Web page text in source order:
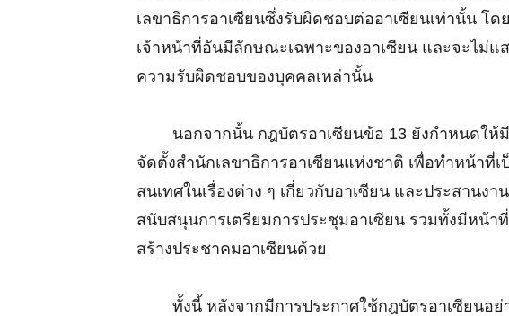
เลขาธิการอาเซียนซึ่งรับผิดชอบต่ออาเซียนเท่านั้น โ
เจ้าหน้าที่อันมีลักษณะเฉพาะของอาเซียน และจะไม่
ความรับผิดชอบของบุคคลเหล่านั้น
นอกจากนั้น กฎบัตรอาเซียนข้อ 13 ยังกำหนดให้มีก
จัดตั้งสำนักเลขาธิการอาเซียนแห่งชาติ เพื่อทำหน้าที่
สนเทศในเรื่องต่าง ๆ เกี่ยวกับอาเซียน และประสาน
สนับสนุนการเตรียมการประชุมอาเซียน รวมทั้งมีหน้
สร้างประชาคมอาเซียนด้วย
ทั้งนี้ หลังจากมีการประกาศใช้กฎบัตรอาเซียนอย่า